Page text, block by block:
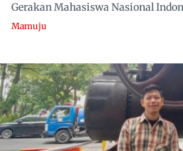
Gerakan Mahasiswa Nasional
Mamuju